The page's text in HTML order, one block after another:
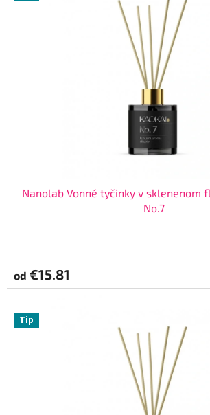
Nanolab Vonné tyčinky v sklenenom
No.7
od €15.81
Tip